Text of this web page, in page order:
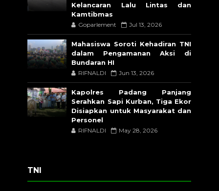
Kelancaran Lalu Lintas dan
Kamtibmas
Goparlement Jul 13, 2026
Mahasiswa Soroti Kehadiran TNI
dalam Pengamanan Aksi di
Bundaran HI
RIFNALDI Jun 13, 2026
Kapolres Padang Panjang
Serahkan Sapi Kurban, Tiga Ekor
Disiapkan untuk Masyarakat dan
Personel
RIFNALDI May 28, 2026
TNI